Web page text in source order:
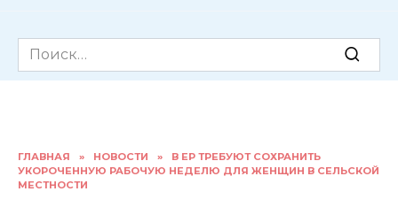
Search
for:
ГЛАВНАЯ » НОВОСТИ »
В ЕР ТРЕБУЮТ СОХРАНИТЬ
УКОРОЧЕННУЮ РАБОЧУЮ НЕДЕЛЮ ДЛЯ ЖЕНЩИН В СЕЛЬСКОЙ
МЕСТНОСТИ